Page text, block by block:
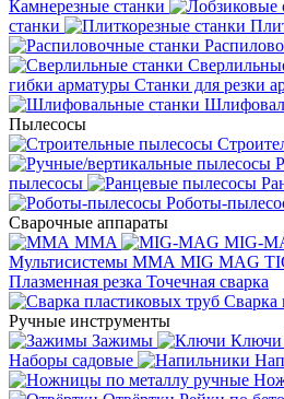
Камнерезные станки
станки
гибки арматуры Станки для резки
Пылесосы
пылесосы
Роботы-
Сварочные аппараты
MMA
MIG-
Мультисистемы ММА MIG MAG
Плазменная резка Точечная сварка
Cварка
Ручные инструменты
Зажимы
Ключи
Наборы садовые